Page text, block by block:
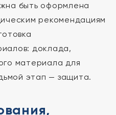
быть оформлена
рекомендациям
доклада,
материала для
этап — защита.